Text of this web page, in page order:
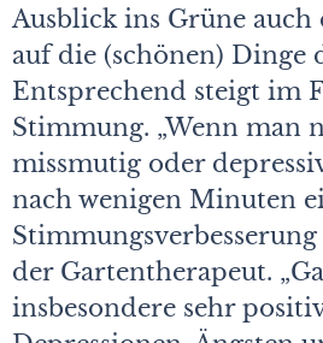
Ausblick ins Grüne auch
auf die (schönen) Dinge
Entsprechend steigt im
Stimmung. „Wenn man
missmutig oder
nach wenigen Minuten
der Gartentherapeut.
insbesondere sehr